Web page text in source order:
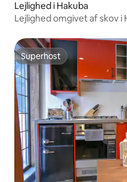
Lejlighed i Hakuba
Lejlighed omgivet af skov
Superhost
Superhost